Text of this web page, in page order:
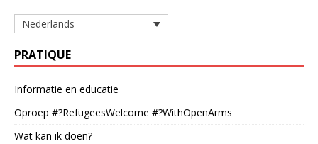
Nederlands
PRATIQUE
Informatie en educatie
Oproep #?RefugeesWelcome #?WithOpenArms
Wat kan ik doen?